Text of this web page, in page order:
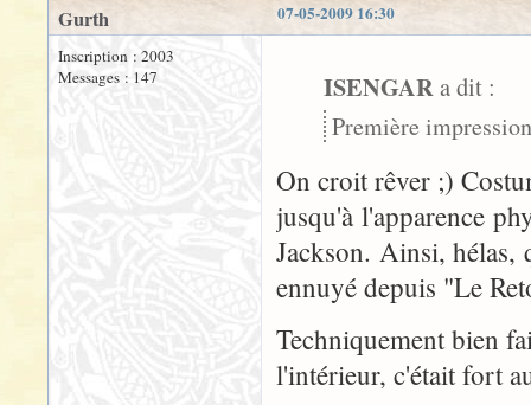
07-05-2009 16:30
Gurth
Inscription : 2003
Messages : 147
ISENGARa dit :
Première
On croit rêver ;)
jusqu'à l'apparence
Jackson. Ainsi, hélas,
ennuyé depuis "Le
Techniquement bien
l'intérieur, c'était fort